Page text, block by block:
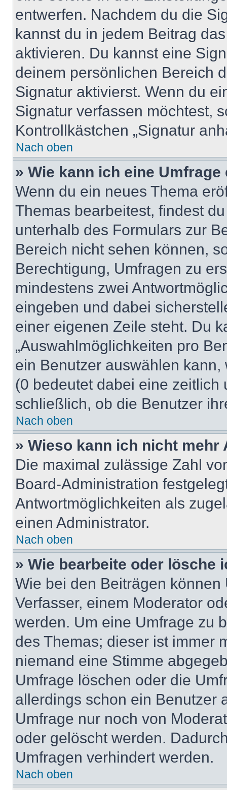
entwerfen. Nachdem du die
kannst du in jedem Beitrag
aktivieren. Du kannst eine
deinem persönlichen Bereich
Signatur aktivierst. Wenn du
Signatur verfassen möchtest,
Kontrollkästchen „Signatur
Nach oben
» Wie kann ich eine
Wenn du ein neues Thema
Themas bearbeitest, findest
unterhalb des Formulars zur
Bereich nicht sehen können,
Berechtigung, Umfragen zu
mindestens zwei
eingeben und dabei
einer eigenen Zeile steht. Du
„Auswahlmöglichkeiten pro
ein Benutzer auswählen
(0 bedeutet dabei eine
schließlich, ob die Benutzer
Nach oben
» Wieso kann ich nicht
Die maximal zulässige Zahl
Board-Administration
Antwortmöglichkeiten als
einen Administrator.
Nach oben
» Wie bearbeite oder lösche
Wie bei den Beiträgen
Verfasser, einem Moderator
werden. Um eine Umfrage zu
des Themas; dieser ist immer
niemand eine Stimme
Umfrage löschen oder die
allerdings schon ein Benutzer
Umfrage nur noch von
oder gelöscht werden.
Umfragen verhindert werden.
Nach oben